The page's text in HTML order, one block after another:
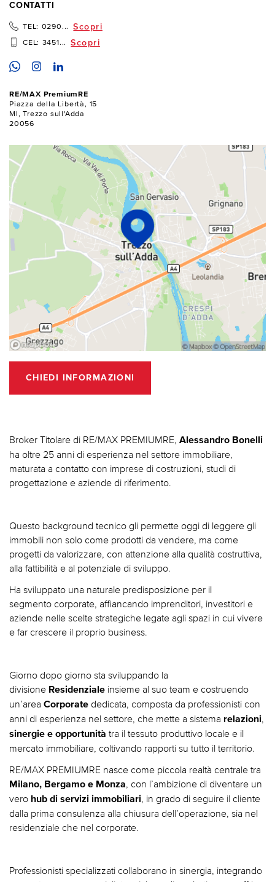
CONTATTI
TEL: 0290... Scopri
CEL: 3451... Scopri
RE/MAX PremiumRE
Piazza della Libertà, 15
MI, Trezzo sull'Adda
20056
CHIEDI INFORMAZIONI
Broker Titolare di RE/MAX PREMIUMRE, Alessandro Bonelli
ha oltre 25 anni di esperienza nel settore immobiliare,
maturata a contatto con imprese di costruzioni, studi di
progettazione e aziende di riferimento.​
Questo background tecnico gli permette oggi di leggere gli
immobili non solo come prodotti da vendere, ma come
progetti da valorizzare, con attenzione alla qualità costruttiva,
alla fattibilità e al potenziale di sviluppo.​
Ha sviluppato una naturale predisposizione per il
segmento corporate, affiancando imprenditori, investitori e
aziende nelle scelte strategiche legate agli spazi in cui vivere
e far crescere il proprio business.​
Giorno dopo giorno sta sviluppando la
divisione Residenziale insieme al suo team e costruendo
un’area Corporate dedicata, composta da professionisti con
anni di esperienza nel settore, che mette a sistema relazioni,
sinergie e opportunità tra il tessuto produttivo locale e il
mercato immobiliare, coltivando rapporti su tutto il territorio.​
RE/MAX PREMIUMRE nasce come piccola realtà centrale tra
Milano, Bergamo e Monza, con l’ambizione di diventare un
vero hub di servizi immobiliari, in grado di seguire il cliente
dalla prima consulenza alla chiusura dell’operazione, sia nel
residenziale che nel corporate.​
Professionisti specializzati collaborano in sinergia, integrando